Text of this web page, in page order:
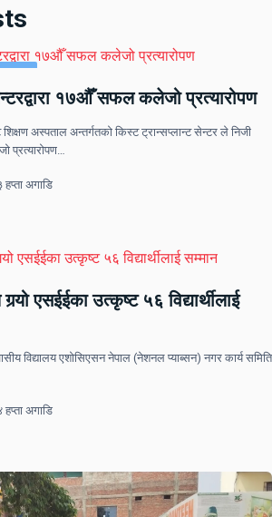
१७औँ सफल कलेजो प्रत्यारोपण
अस्पताल अन्तर्गतको किस्ट ट्रान्सप्लान्ट सेन्टर ले निजी
हप्ता अगाडि
एसईईका उत्कृष्ट ५६ विद्यार्थीलाई
विद्यालय एशोसिएसन नेपाल (नेशनल प्याब्सन) नगर कार्य समिति
हप्ता अगाडि